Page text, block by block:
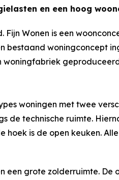
en een hoog
Fijn Wonen is een
bestaand woningconcept
woningfabriek
woningen met twee
de technische ruimte.
hoek is de open keuken.
een grote zolderruimte. De